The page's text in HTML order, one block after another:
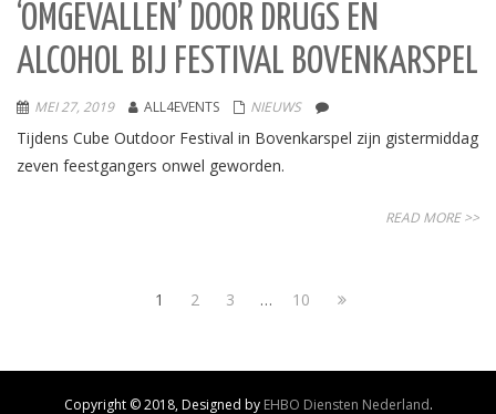
‘OMGEVALLEN’ DOOR DRUGS EN
ALCOHOL BIJ FESTIVAL BOVENKARSPEL
MEI 27, 2019 ALL4EVENTS NIEUWS
Tijdens Cube Outdoor Festival in Bovenkarspel zijn gistermiddag
zeven feestgangers onwel geworden.
READ MORE >>
1 2 3 … 10
Copyright © 2018, Designed by EHBO Diensten Nederland.